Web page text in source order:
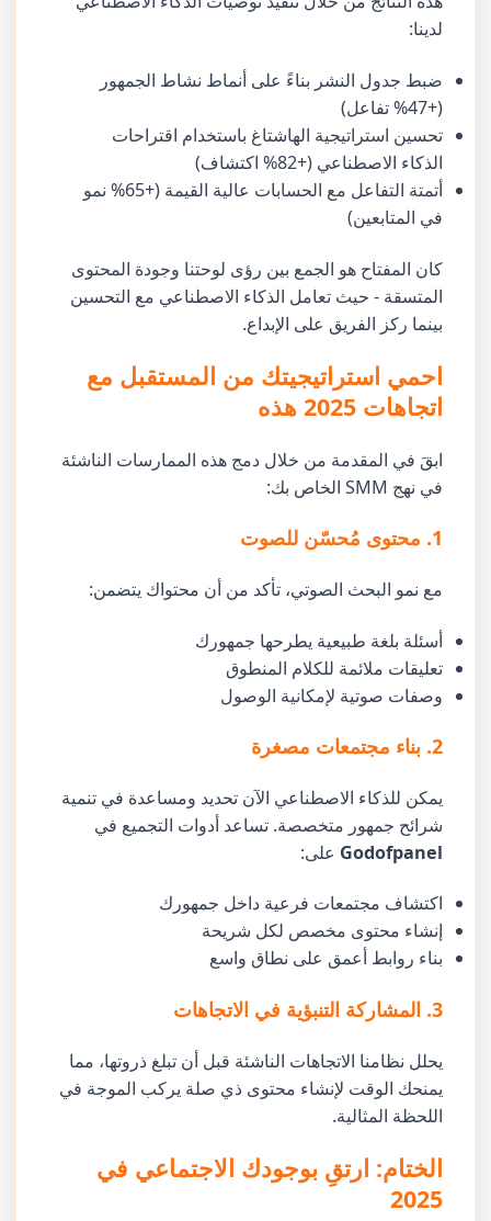
لدينا:
ضبط جدول النشر بناءً على أنماط نشاط الجمهور
(+47% تفاعل)
تحسين استراتيجية الهاشتاغ باستخدام اقتراحات
الذكاء الاصطناعي (+82% اكتشاف)
أتمتة التفاعل مع الحسابات عالية القيمة (+65% نمو
في المتابعين)
كان المفتاح هو الجمع بين رؤى لوحتنا وجودة المحتوى
المتسقة - حيث تعامل الذكاء الاصطناعي مع التحسين
بينما ركز الفريق على الإبداع.
احمي استراتيجيتك من المستقبل مع
اتجاهات 2025 هذه
ابقَ في المقدمة من خلال دمج هذه الممارسات الناشئة
في نهج SMM الخاص بك:
1. محتوى مُحسّن للصوت
مع نمو البحث الصوتي، تأكد من أن محتواك يتضمن:
أسئلة بلغة طبيعية يطرحها جمهورك
تعليقات ملائمة للكلام المنطوق
وصفات صوتية لإمكانية الوصول
2. بناء مجتمعات مصغرة
يمكن للذكاء الاصطناعي الآن تحديد ومساعدة في تنمية
شرائح جمهور متخصصة. تساعد أدوات التجميع في
Godofpanel
اكتشاف مجتمعات فرعية داخل جمهورك
إنشاء محتوى مخصص لكل شريحة
بناء روابط أعمق على نطاق واسع
3. المشاركة التنبؤية في الاتجاهات
يحلل نظامنا الاتجاهات الناشئة قبل أن تبلغ ذروتها، مما
يمنحك الوقت لإنشاء محتوى ذي صلة يركب الموجة في
اللحظة المثالية.
الختام: ارتقِ بوجودك الاجتماعي في
2025